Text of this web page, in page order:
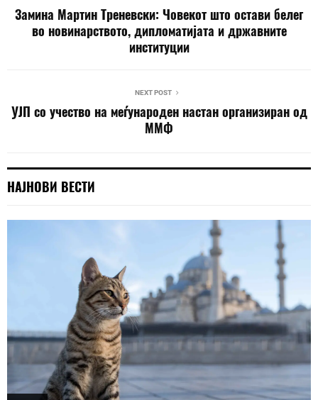
Замина Мартин Треневски: Човекот што остави белег
во новинарството, дипломатијата и државните
институции
NEXT POST
УЈП со учество на меѓународен настан организиран од
ММФ
НАЈНОВИ ВЕСТИ